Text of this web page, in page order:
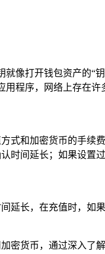
像打开钱包资产的“
程序，网络上存在
式和加密货币的手
时间延长；如果设置
延长，在充值时，
密货币，通过深入